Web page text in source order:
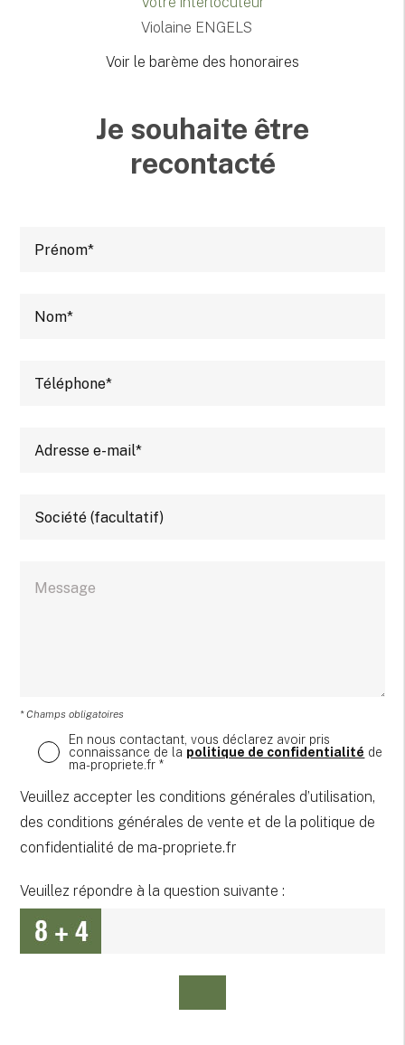
Violaine ENGELS
Voir le barème des honoraires
Je souhaite être
recontacté
* Champs obligatoires
En nous contactant, vous déclarez avoir pris
connaissance de la politique de confidentialité de
ma-propriete.fr *
Veuillez accepter les conditions générales d’utilisation,
des conditions générales de vente et de la politique de
confidentialité de ma-propriete.fr
Veuillez répondre à la question suivante :